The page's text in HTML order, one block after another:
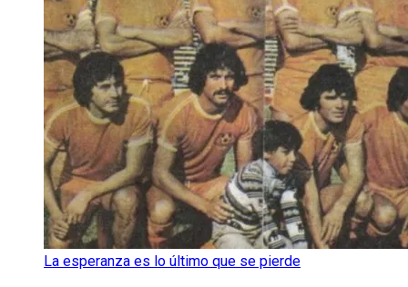
La esperanza es lo último que se pierde